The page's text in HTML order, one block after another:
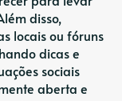
disso,
locais ou fóruns
dicas e
sociais
aberta e